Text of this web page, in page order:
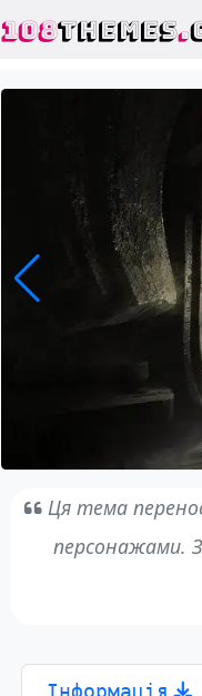
108THEMES.
Ця тема
персонажами.
Інформація